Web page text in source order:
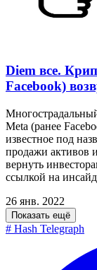
Diem все.
Facebook)
Meta (ранее
известное под
продажи активов
вернуть
ссылкой на
26 янв. 2022
Показать ещё
# Hash Telegraph